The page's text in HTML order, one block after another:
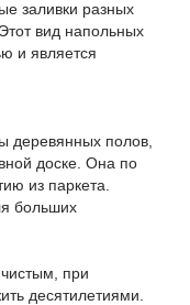
заливки разных
вид напольных
и является
деревянных полов,
доске. Она по
из паркета.
больших
при
десятилетиями.